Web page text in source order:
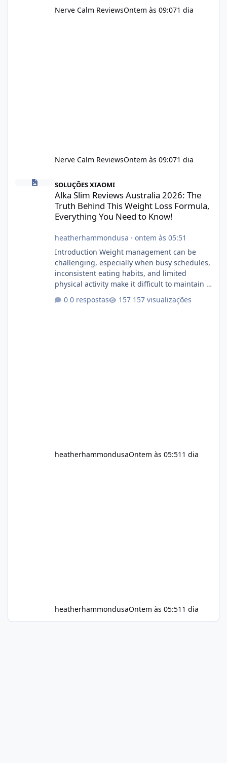
Nerve Calm ReviewsOntem às 09:071 dia
Nerve Calm ReviewsOntem às 09:071 dia
SOLUÇÕES XIAOMI
Alka Slim Reviews Australia 2026: The
Truth Behind This Weight Loss Formula,
Everything You Need to Know!
heatherhammondusa · ontem às 05:51
Introduction Weight management can be
challenging, especially when busy schedules,
inconsistent eating habits, and limited
physical activity make it difficult to maintain a
for dietary supplements that may
0 respostas 157 visualizações
heatherhammondusaOntem às 05:51 1 dia
heatherhammondusaOntem às 05:51 1 dia